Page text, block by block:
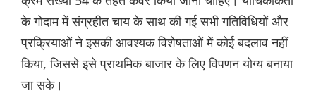
के गोदाम में संग्रहीत चाय के साथ की गई सभी गतिविधियों और
प्रक्रियाओं ने इसकी आवश्यक विशेषताओं में कोई बदलाव नहीं
किया, जिससे इसे प्राथमिक बाजार के लिए विपणन योग्य बनाया
जा सके।